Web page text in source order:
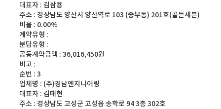
대표자 :김삼용
주소 :경상남도 양산시 양산역로 103 (중부동) 201호(골든세븐)
비율 : 0.00%
계약유형 :
분담유형 :
공동계약금액 :36,016,450원
비고 :
순번 :3
업체명 : (주)경남엔지니어링
대표자 :김태현
주소 :경상남도 고성군 고성읍 송학로 94 3층 302호